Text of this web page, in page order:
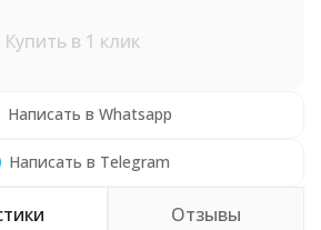
Купить в 1 клик
Написать в Whatsapp
Написать в Telegram
Отзывы